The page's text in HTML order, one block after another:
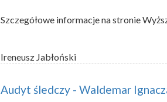
Szczegółowe informacje na stronie
Ireneusz Jabłoński
Audyt śledczy - Waldemar